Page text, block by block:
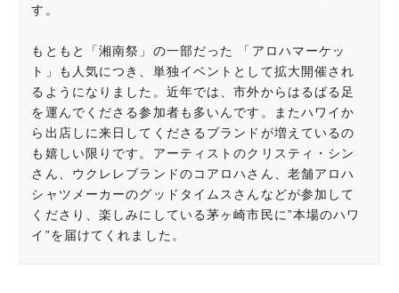
す。
もともと「湘南祭」の一部だった 「アロハマーケッ
ト」も人気につき、単独イベントとして拡大開催され
るようになりました。近年では、市外からはるばる足
を運んでくださる参加者も多いんです。またハワイか
ら出店しに来日してくださるブランドが増えているの
も嬉しい限りです。アーティストのクリスティ・シン
さん、ウクレレブランドのコアロハさん、老舗アロハ
シャツメーカーのグッドタイムスさんなどが参加して
くださり、楽しみにしている茅ヶ崎市民に”本場のハワ
イ”を届けてくれました。